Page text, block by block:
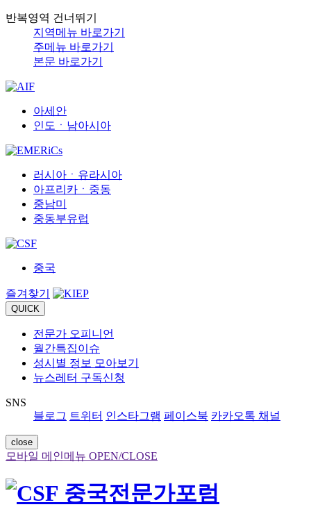
반복영역 건너뛰기
지역메뉴 바로가기
주메뉴 바로가기
본문 바로가기
아세안
인도ㆍ남아시아
러시아ㆍ유라시아
아프리카ㆍ중동
중남미
중동부유럽
중국
즐겨찾기
QUICK
전문가 오피니언
월간특집이슈
성시별 정보 모아보기
뉴스레터 구독신청
SNS
블로그 트위터 인스타그램 페이스북 카카오톡 채널
close
모바일 메인메뉴 OPEN/CLOSE